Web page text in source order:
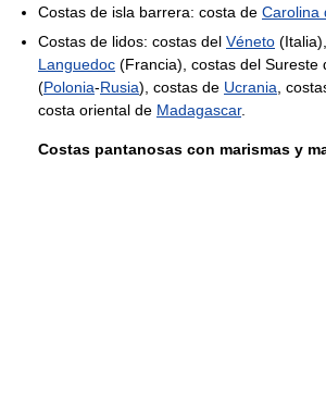
Costas de isla barrera: costa de Carolina
Costas de lidos: costas del Véneto
Languedoc (Francia), costas del Sureste
(Polonia-Rusia), costas de Ucrania,
costa oriental de Madagascar.
Costas pantanosas con marismas y